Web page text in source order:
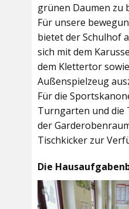
grünen Daumen zu
Für unsere
bietet derSchulhof
sich mit dem
dem Klettertor
Außenspielzeug
Für die
Turngarten und die
der
Tischkicker zur
Die